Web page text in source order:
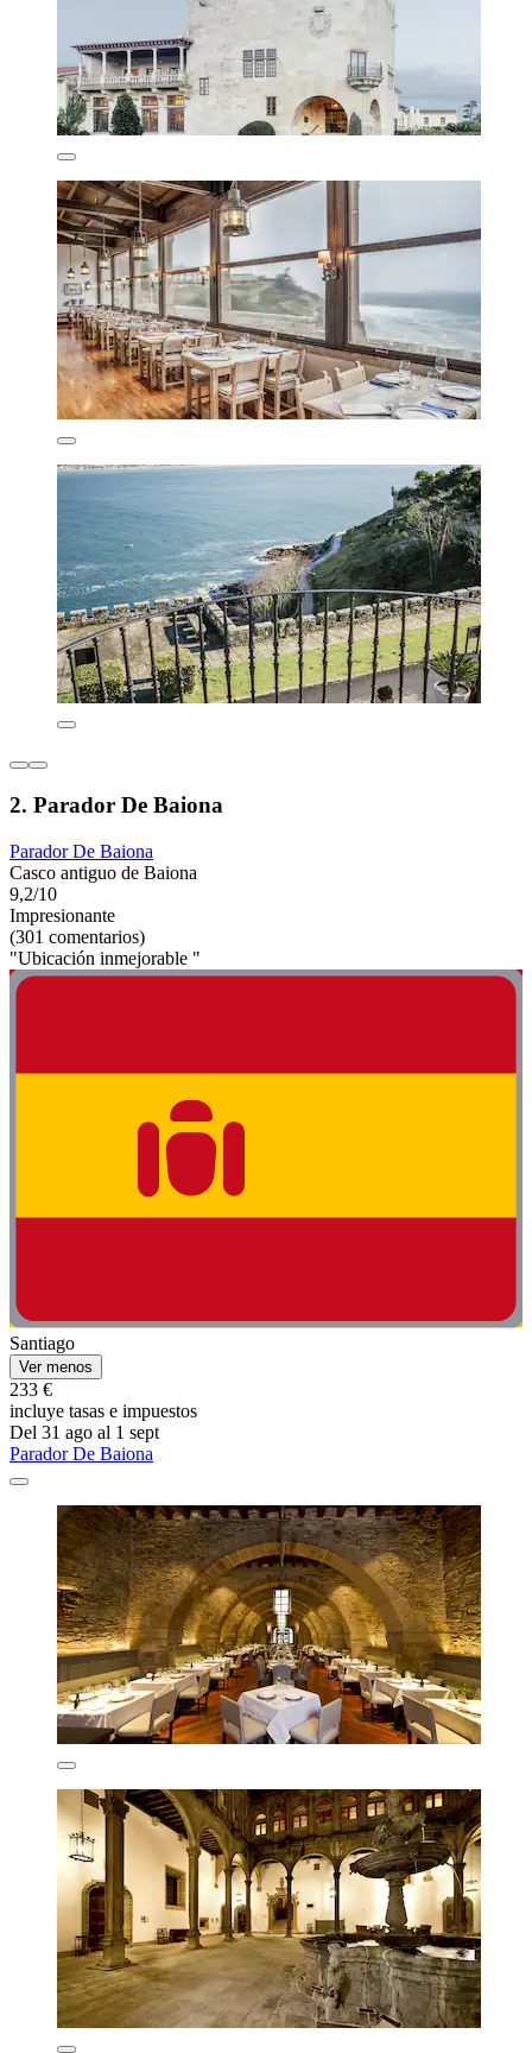
2. Parador De Baiona
Parador De Baiona
Casco antiguo de Baiona
9,2/10
Impresionante
(301 comentarios)
"Ubicación inmejorable "
Santiago
Ver menos
233 €
incluye tasas e impuestos
Del 31 ago al 1 sept
Parador De Baiona